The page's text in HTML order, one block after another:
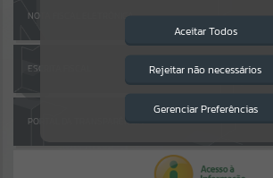
PÁGINAS
NOTA FISCAL ELETRÔNICA
ESCRITA FISCAL
PORTAL DA TRANSPARÊNCIA
Aceitar Todos
Rejeitar não necessários
Gerenciar Preferências
Isto significa que diversos recursos
providenciados poderão não estar